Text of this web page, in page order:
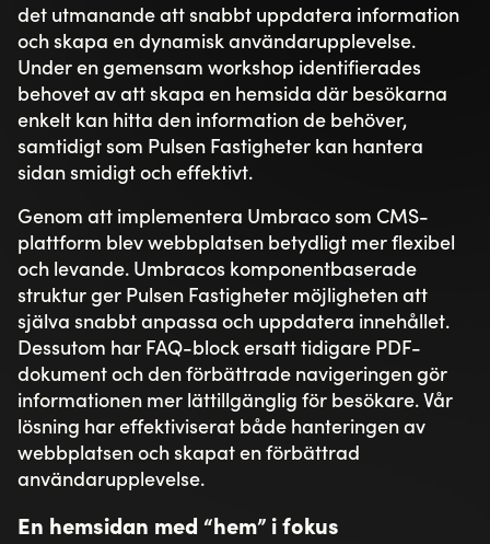
det utmanande att snabbt uppdatera information
och skapa en dynamisk användarupplevelse.
Under en gemensam workshop identifierades
behovet av att skapa en hemsida där besökarna
enkelt kan hitta den information de behöver,
samtidigt som Pulsen Fastigheter kan hantera
sidan smidigt och effektivt.
Genom att implementera Umbraco som CMS-
plattform blev webbplatsen betydligt mer flexibel
och levande. Umbracos komponentbaserade
struktur ger Pulsen Fastigheter möjligheten att
själva snabbt anpassa och uppdatera innehållet.
Dessutom har FAQ-block ersatt tidigare PDF-
dokument och den förbättrade navigeringen gör
informationen mer lättillgänglig för besökare. Vår
lösning har effektiviserat både hanteringen av
webbplatsen och skapat en förbättrad
användarupplevelse.
En hemsidan med “hem” i fokus